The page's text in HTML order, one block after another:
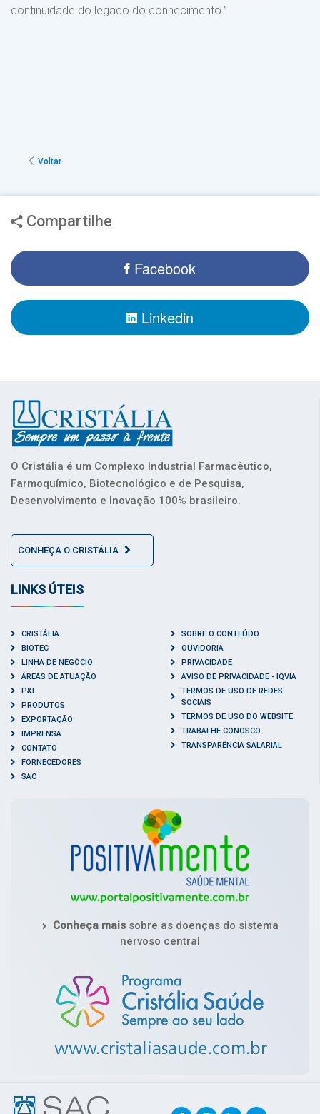
continuidade do legado do conhecimento.”
Voltar
Compartilhe
Facebook
Linkedin
O Cristália é um Complexo Industrial Farmacêutico,
Farmoquímico, Biotecnológico e de Pesquisa,
Desenvolvimento e Inovação 100% brasileiro.
CONHEÇA O CRISTÁLIA
LINKS ÚTEIS
CRISTÁLIA
BIOTEC
LINHA DE NEGÓCIO
ÁREAS DE ATUAÇÃO
P&I
PRODUTOS
EXPORTAÇÃO
IMPRENSA
CONTATO
FORNECEDORES
SAC
SOBRE O CONTEÚDO
OUVIDORIA
PRIVACIDADE
AVISO DE PRIVACIDADE - IQVIA
TERMOS DE USO DE REDES
SOCIAIS
TERMOS DE USO DO WEBSITE
TRABALHE CONOSCO
TRANSPARÊNCIA SALARIAL
Conheça maissobre as doenças do sistema
nervoso central